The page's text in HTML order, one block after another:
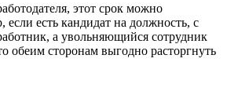
этот срок можно
есть кандидат на должность, с
а увольняющийся сотрудник
обеим сторонам выгодно расторгнуть